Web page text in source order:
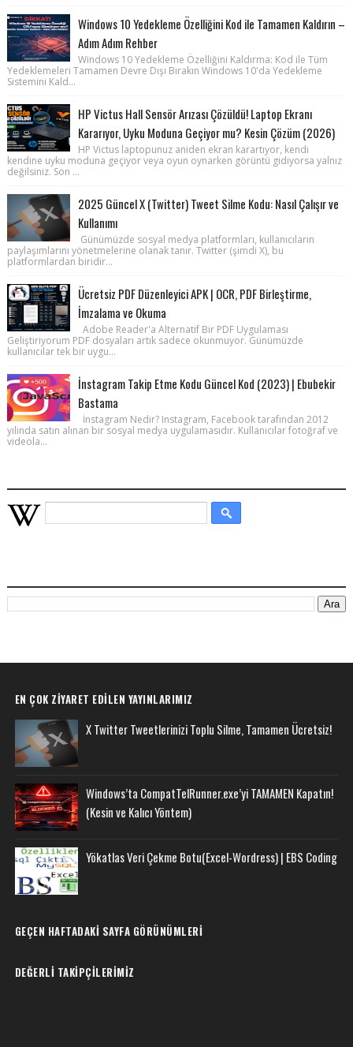
Windows 10 Yedekleme Özelliğini Kod ile Tamamen Kaldırın –
Adım Adım Rehber
Windows 10 Yedekleme Özelliğini Kaldırma: Kod ile Tüm
Yedeklemeleri Tamamen Devre Dışı Bırakın Windows 10'da Yedekleme
Sistemini Kald...
HP Victus Hall Sensör Arızası Çözüldü! Laptop Ekranı
Kararıyor, Uyku Moduna Geçiyor mu? Kesin Çözüm (2026)
HP Victus laptopunuz aniden ekran karartıyor, kendi
kendine uyku moduna geçiyor veya oyun oynarken görüntü gidiyorsa yalnız
değilsiniz. Son ...
2025 Güncel X (Twitter) Tweet Silme Kodu: Nasıl Çalışır ve
Kullanımı
Günümüzde sosyal medya platformları, kullanıcıların
paylaşımlarını yönetmelerine olanak tanır. Twitter (şimdi X), bu
platformlardan biridir...
Ücretsiz PDF Düzenleyici APK | OCR, PDF Birleştirme,
İmzalama ve Okuma
Adobe Reader'a Alternatif Bir PDF Uygulaması
Geliştiriyorum PDF dosyaları artık sadece okunmuyor. Günümüzde
kullanıcılar tek bir uygu...
İnstagram Takip Etme Kodu Güncel Kod (2023) | Ebubekir
Bastama
İnstagram Nedir? Instagram, Facebook tarafından 2012
yılında satın alınan bir sosyal medya uygulamasıdır. Kullanıcılar fotoğraf ve
videola...
EN ÇOK ZIYARET EDILEN YAYINLARIMIZ
X Twitter Tweetlerinizi Toplu Silme, Tamamen Ücretsiz!
Windows’ta CompatTelRunner.exe’yi TAMAMEN Kapatın!
(Kesin ve Kalıcı Yöntem)
Yökatlas Veri Çekme Botu(Excel-Wordress) | EBS Coding
GEÇEN HAFTADAKI SAYFA GÖRÜNÜMLERI
DEĞERLI TAKIPÇILERIMIZ